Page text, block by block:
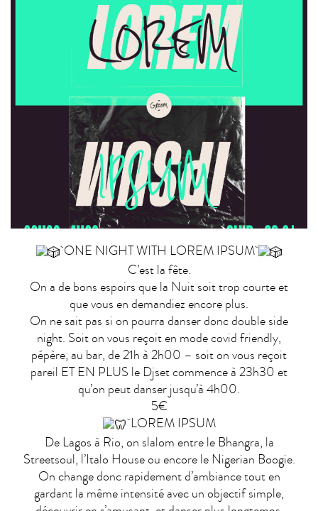
ONE NIGHT WITH LOREM IPSUM
C’est la fête.
On a de bons espoirs que la Nuit soit trop courte et
que vous en demandiez encore plus.
On ne sait pas si on pourra danser donc double side
night. Soit on vous reçoit en mode covid friendly,
pépère, au bar, de 21h à 2h00 – soit on vous reçoit
pareil ET EN PLUS le Djset commence à 23h30 et
qu’on peut danser jusqu’à 4h00.
5€
LOREM IPSUM
De Lagos à Rio, on slalom entre le Bhangra, la
Streetsoul, l’Italo House ou encore le Nigerian Boogie.
On change donc rapidement d’ambiance tout en
gardant la même intensité avec un objectif simple,